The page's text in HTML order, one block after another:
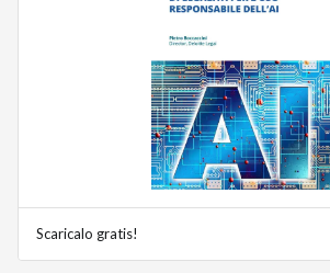
Scaricalo gratis!